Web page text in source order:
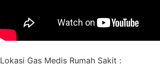
Lokasi Gas Medis Rumah Sakit :